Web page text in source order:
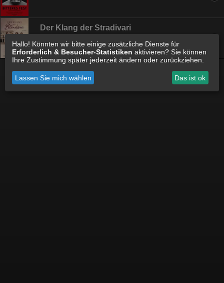
Der Klang der Stradivari
Datenschutz Impressum Cookie Einstellungen
Hallo! Könnten wir bitte einige zusätzliche Dienste für
Erforderlich & Besucher-Statistiken aktivieren? Sie können
Ihre Zustimmung später jederzeit ändern oder zurückziehen.
Lassen Sie mich wählen Das ist ok